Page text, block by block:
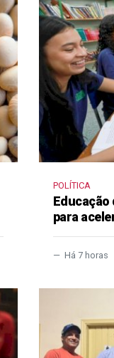
POLÍTICA
Educação
para
Há 7 horas